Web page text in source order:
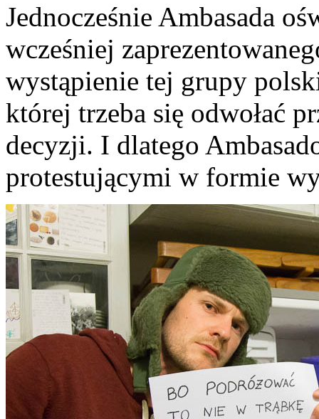
Jednocześnie Ambasada
wcześniej
wystąpienie tej grupy
której trzeba się odwołać
decyzji. I dlatego
protestującymi w formie